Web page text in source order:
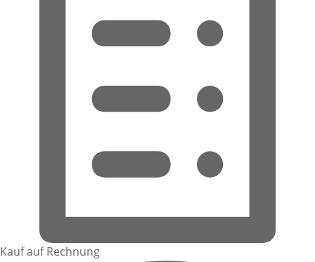
Kauf auf Rechnung